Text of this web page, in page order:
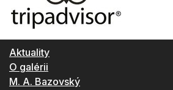
Aktuality
O galérii
M. A. Bazovský